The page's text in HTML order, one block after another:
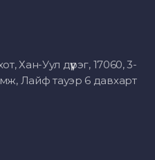
Хан-Уул дүүрэг, 17060, 3-
Лайф тауэр 6 давхарт